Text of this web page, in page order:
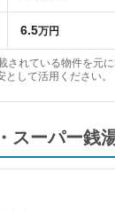
6.5万円
されている物件を元
して活用ください。
スーパー銭